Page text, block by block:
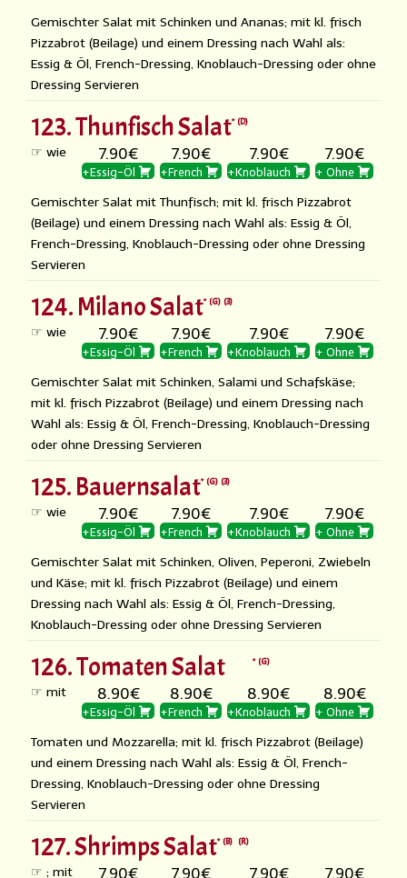
Gemischter Salat mit Schinken und Ananas; mit kl. frisch
Pizzabrot (Beilage) und einem Dressing nach Wahl als:
Essig & Öl, French-Dressing, Knoblauch-Dressing oder ohne
Dressing Servieren
123. Thunfisch Salat D
7.90€
+Essig-Öl
7.90€
+French
7.90€
+Knoblauch
7.90€
+ Ohne
☞ wie
Gemischter Salat mit Thunfisch; mit kl. frisch Pizzabrot
(Beilage) und einem Dressing nach Wahl als: Essig & Öl,
French-Dressing, Knoblauch-Dressing oder ohne Dressing
Servieren
124. Milano Salat G 3
7.90€
+Essig-Öl
7.90€
+French
7.90€
+Knoblauch
7.90€
+ Ohne
☞ wie
Gemischter Salat mit Schinken, Salami und Schafskäse;
mit kl. frisch Pizzabrot (Beilage) und einem Dressing nach
Wahl als: Essig & Öl, French-Dressing, Knoblauch-Dressing
oder ohne Dressing Servieren
125. Bauernsalat G 3
7.90€
+Essig-Öl
7.90€
+French
7.90€
+Knoblauch
7.90€
+ Ohne
☞ wie
Gemischter Salat mit Schinken, Oliven, Peperoni, Zwiebeln
und Käse; mit kl. frisch Pizzabrot (Beilage) und einem
Dressing nach Wahl als: Essig & Öl, French-Dressing,
Knoblauch-Dressing oder ohne Dressing Servieren
126. Tomaten Salat G
8.90€
+Essig-Öl
8.90€
+French
8.90€
+Knoblauch
8.90€
+ Ohne
☞ mit
Tomaten und Mozzarella; mit kl. frisch Pizzabrot (Beilage)
und einem Dressing nach Wahl als: Essig & Öl, French-
Dressing, Knoblauch-Dressing oder ohne Dressing
Servieren
127. Shrimps Salat B R
7.90€ 7.90€ 7.90€ 7.90€
☞ ; mit